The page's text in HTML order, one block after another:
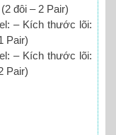
đôi – 2 Pair)
– Kích thước lõi:
Pair)
– Kích thước lõi:
Pair)